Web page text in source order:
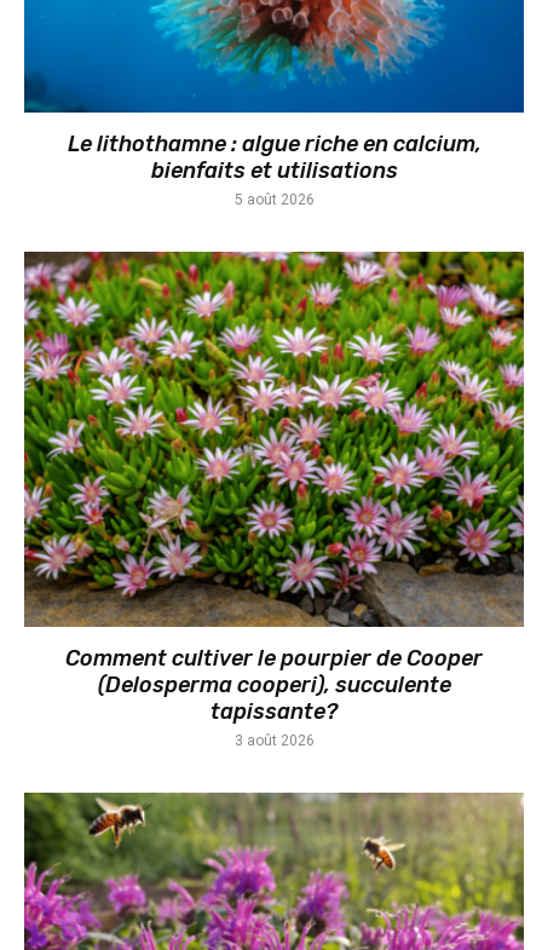
Le lithothamne : algue riche en calcium,
bienfaits et utilisations
5 août 2026
Comment cultiver le pourpier de Cooper
(Delosperma cooperi), succulente
tapissante?
3 août 2026